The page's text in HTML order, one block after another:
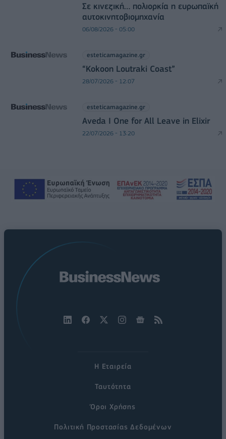
Σε κινεζική… πολιορκία η ευρωπαϊκή
αυτοκινητοβιομηχανία
06/08/2026 - 05:00
esteticamagazine.gr
“Kokoon Loutraki Coast”
28/07/2026 - 12:07
esteticamagazine.gr
Aveda I One for All Leave in Elixir
22/07/2026 - 13:20
Η Εταιρεία
Ταυτότητα
Όροι Χρήσης
Πολιτική Προστασίας Δεδομένων